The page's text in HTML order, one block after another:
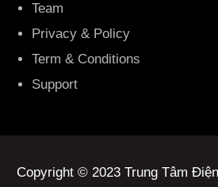
Team
Privacy & Policy
Term & Conditions
Support
Copyright © 2023 Trung Tâm